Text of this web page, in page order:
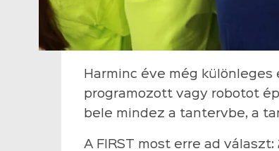
Harminc éve még
programozott vagy robotot
bele mindez a tantervbe, a
A FIRST most erre ad